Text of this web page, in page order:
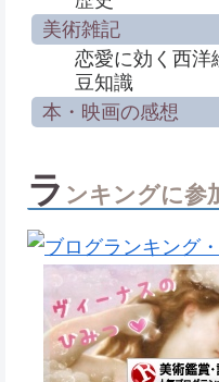
美術雑記
恋愛に効く西洋
豆知識
本・映画の感想
ラ ンキングに参